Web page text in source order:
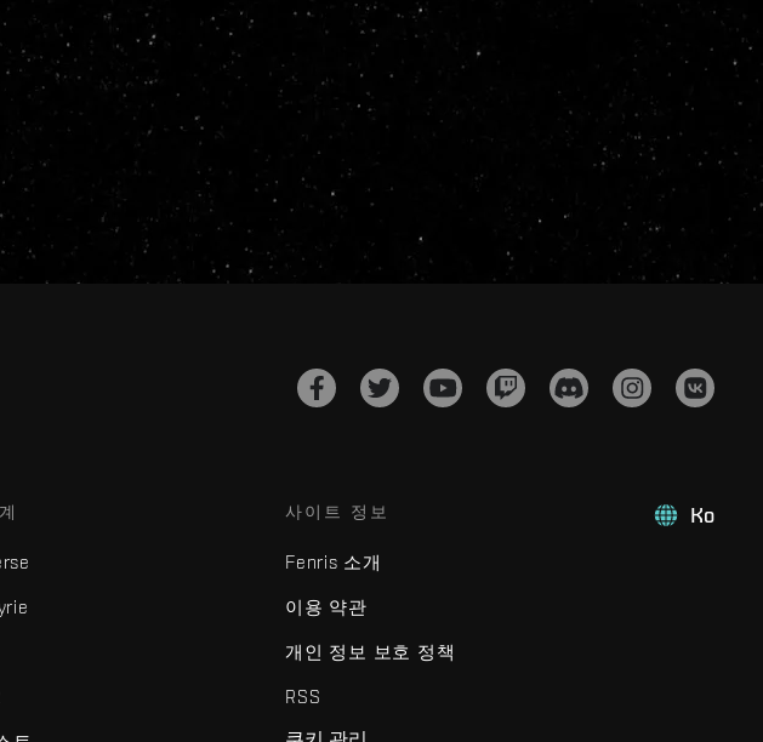
Ko
사이트 정보
Fenris 소개
이용 약관
개인 정보 보호 정책
RSS